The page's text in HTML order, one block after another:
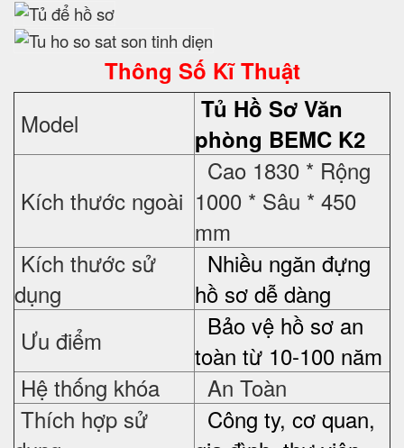
Thông Số Kĩ Thuật
Model Tủ Hồ Sơ Văn
phòng BEMC K2
Kích thước ngoài
Cao 1830 * Rộng
1000 * Sâu * 450
mm
Kích thước sử
dụng
Nhiều ngăn đựng
hồ sơ dễ dàng
Ưu điểm
Bảo vệ hồ sơ an
toàn từ 10-100 năm
Hệ thống khóa
An Toàn
Thích hợp sử
Công ty, cơ quan,